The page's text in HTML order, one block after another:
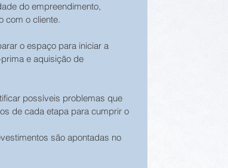
do empreendimento,
com o cliente.
o espaço para iniciar a
e aquisição de
possíveis problemas que
de cada etapa para cumprir o
são apontadas no